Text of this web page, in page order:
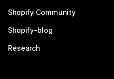
Shopify Community
Shopify-blog
Research